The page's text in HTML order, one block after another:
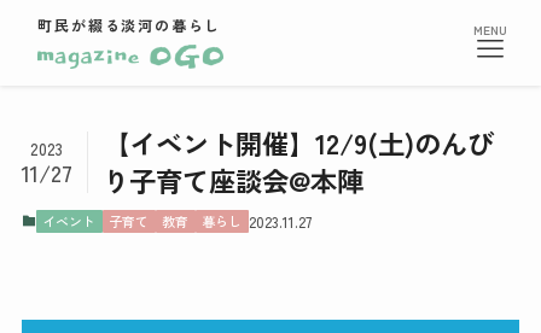
町民が綴る淡河の暮らし
【イベント開催】12/9(土)のんび
り子育て座談会@本陣
2023
11/27
イベント 子育て 教育 暮らし 2023.11.27